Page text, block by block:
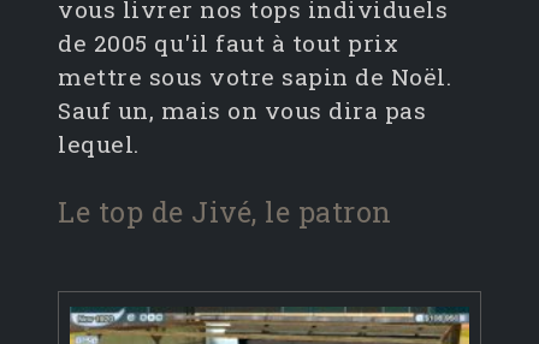
vous livrer nos tops individuels
de 2005 qu'il faut à tout prix
mettre sous votre sapin de Noël.
Sauf un, mais on vous dira pas
lequel.
Le top de Jivé, le patron